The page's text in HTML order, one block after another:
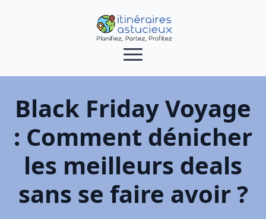
Black Friday Voyage
: Comment dénicher
les meilleurs deals
sans se faire avoir ?